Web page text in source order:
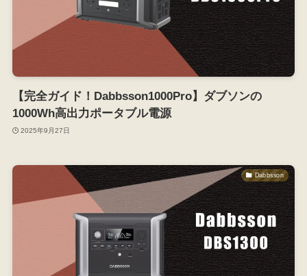
【完全ガイド！Dabbsson1000Pro】ダブソンの
1000Wh高出力ポータブル電源
2025年9月27日
Dabbsson